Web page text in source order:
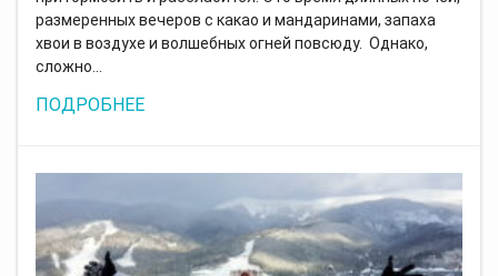
размеренных вечеров с какао и мандаринами, запаха
хвои в воздухе и волшебных огней повсюду. Однако,
сложно…
ПОДРОБНЕЕ